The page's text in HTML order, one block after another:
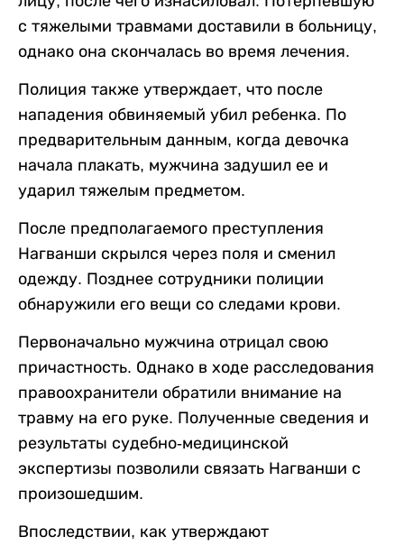
с тяжелыми травмами доставили в больницу,
однако она скончалась во время лечения.
Полиция также утверждает, что после
нападения обвиняемый убил ребенка. По
предварительным данным, когда девочка
начала плакать, мужчина задушил ее и
ударил тяжелым предметом.
После предполагаемого преступления
Нагванши скрылся через поля и сменил
одежду. Позднее сотрудники полиции
обнаружили его вещи со следами крови.
Первоначально мужчина отрицал свою
причастность. Однако в ходе расследования
правоохранители обратили внимание на
травму на его руке. Полученные сведения и
результаты судебно-медицинской
экспертизы позволили связать Нагванши с
произошедшим.
Впоследствии, как утверждают